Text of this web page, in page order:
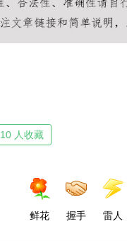
10 人收藏
鲜花 握手 雷人